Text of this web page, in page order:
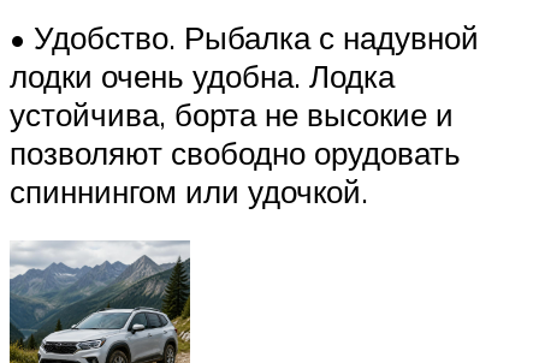
• Удобство. Рыбалка с надувной
лодки очень удобна. Лодка
устойчива, борта не высокие и
позволяют свободно орудовать
спиннингом или удочкой.